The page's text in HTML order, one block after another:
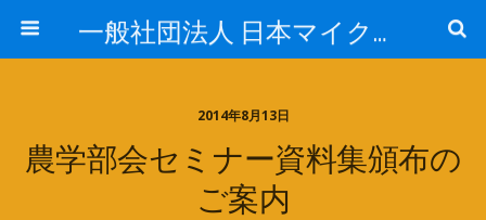
一般社団法人 日本マイクロ・ナノバブル学会
2014年8月13日
農学部会セミナー資料集頒布の
ご案内